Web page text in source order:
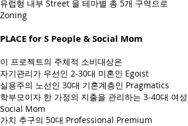
유럽형 내부 Street 을 테마별 총 5개 구역으로
Zoning
PLACE for S People & Social Mom
이 프로젝트의 주체적 소비대상은
자기관리가 우선인 2-30대 미혼인 Egoist
실용주의 노선인 30대 기혼계층인 Pragmatics
학부모이자 한 가정의 지출을 관리하는 3-40대 여성
Social Mom
가치 추구의 50대 Professional Premium